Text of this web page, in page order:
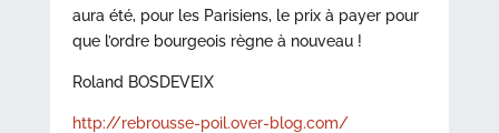
aura été, pour les Parisiens, le prix à payer pour
que l’ordre bourgeois règne à nouveau !
Roland BOSDEVEIX
http://rebrousse-poil.over-blog.com/